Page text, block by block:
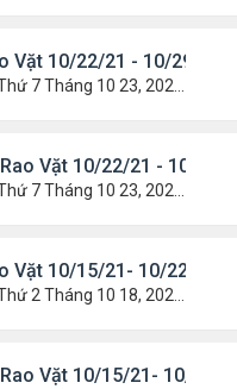
Vặt 10/22/21 - 10/29/21
7 Tháng 10 23, 2021 8:17 am
Vặt 10/22/21 - 10/29/21
7 Tháng 10 23, 2021 8:10 am
Vặt 10/15/21- 10/22/21
2 Tháng 10 18, 2021 9:32 pm
Vặt 10/15/21- 10/22/21